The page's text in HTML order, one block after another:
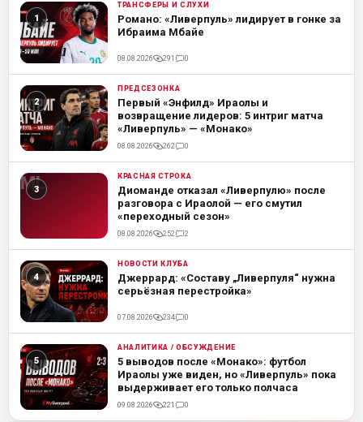
ML ТРАНСФЕРЫ И СЛУХИ
Романо: «Ливерпуль» лидирует в гонке за
Ибраима Мбайе
08.08.2026 291 0
ML ПРЕДСЕЗОНКА
Первый «Энфилд» Ираолы и
возвращение лидеров: 5 интриг матча
«Ливерпуль» — «Монако»
08.08.2026 262 0
ML КРАСНАЯ СТРОКА
Диоманде отказал «Ливерпулю» после
разговора с Ираолой — его смутил
«переходный сезон»
08.08.2026 252 2
ML НОВОСТИ КЛУБА
Джеррард: «Составу „Ливерпуля“ нужна
серьёзная перестройка»
07.08.2026 234 0
ML АНАЛИТИКА / ОБСУЖДЕНИЕ
5 выводов после «Монако»: футбол
Ираолы уже виден, но «Ливерпуль» пока
выдерживает его только полчаса
09.08.2026 221 0